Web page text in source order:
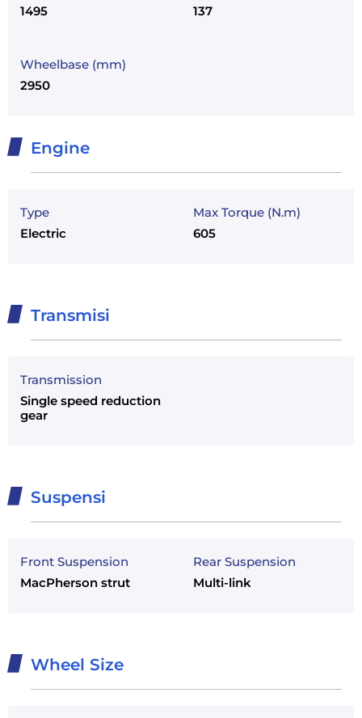
1495 137
Wheelbase (mm)
2950
Engine
Type
Electric
Max Torque (N.m)
605
Transmisi
Transmission
Single speed reduction
gear
Suspensi
Front Suspension
MacPherson strut
Rear Suspension
Multi-link
Wheel Size